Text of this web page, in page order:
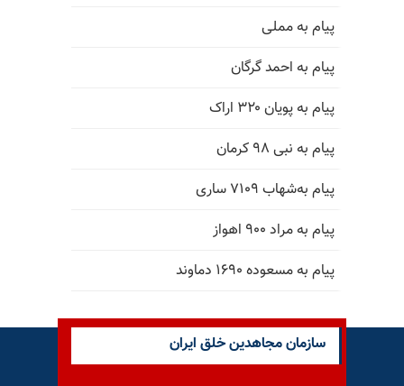
پیام به مملی
پیام به احمد گرگان
پیام به پویان ۳۲۰ اراک
پیام به نبی ۹۸ کرمان
پیام به‌شهاب ۷۱۰۹ ساری
پیام به مراد ۹۰۰ اهواز
پیام به مسعوده ۱۶۹۰ دماوند
سازمان مجاهدین خلق ایران